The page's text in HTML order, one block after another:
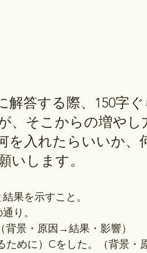
解答する際、150字
、そこからの増やし
を入れたらいいか、
いします。
果を示すこと。
り。
背景・原因→結果・影響）
ために）Cをした。（背景・